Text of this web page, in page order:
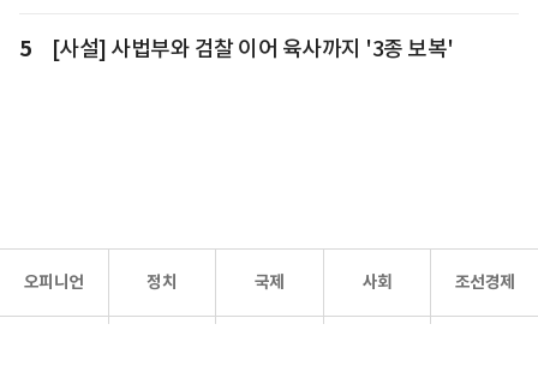
5 [사설] 사법부와 검찰 이어 육사까지 '3종 보복'
오피니언 정치 국제 사회 조선경제